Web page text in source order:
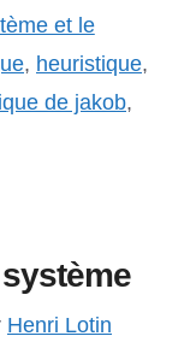
et le
, heuristique,
de jakob,
Henri Lotin